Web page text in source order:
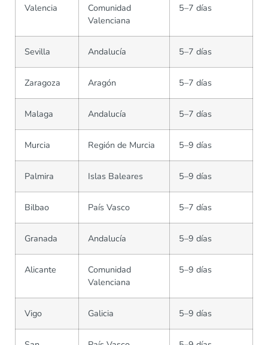
Valencia
Comunidad
Valenciana
5–7 días
Sevilla Andalucía 5–7 días
Zaragoza Aragón 5–7 días
Malaga Andalucía 5–7 días
Murcia Región de Murcia 5–9 días
Palmira Islas Baleares 5–9 días
Bilbao País Vasco 5–7 días
Granada Andalucía 5–9 días
Alicante
Comunidad
Valenciana
5–9 días
Vigo Galicia 5–9 días